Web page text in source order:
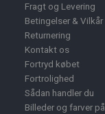
Fragt og Levering
Betingelser & Vilkår
Returnering
Kontakt os
Fortryd købet
Fortrolighed
Sådan handler du
Billeder og farver